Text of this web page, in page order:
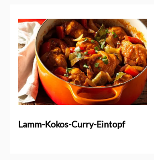
Lamm-Kokos-Curry-Eintopf